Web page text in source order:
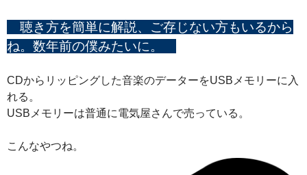
聴き方を簡単に解説、ご存じない方もいるから
ね。数年前の僕みたいに。
CDからリッピングした音楽のデーターをUSBメモリーに入
れる。
USBメモリーは普通に電気屋さんで売っている。
こんなやつね。